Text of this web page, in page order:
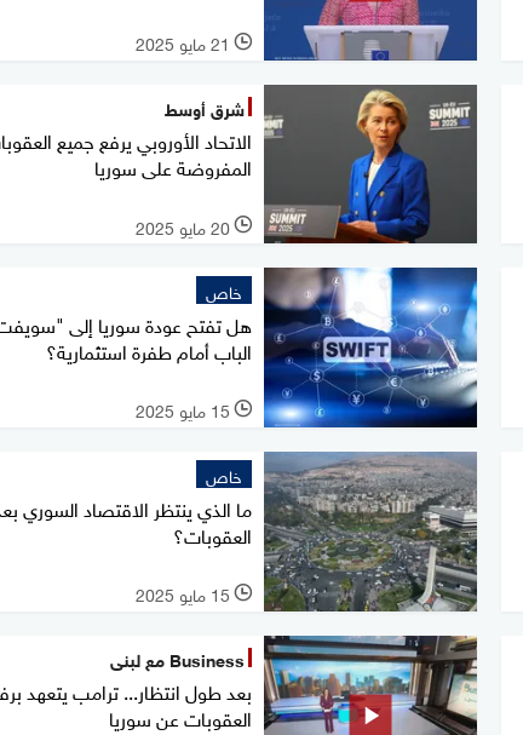
l 21 مايو 2025
شرق أوسط
الاتحاد الأوروبي يرفع جميع
المفروضة على سوريا
l 20 مايو 2025
خاص
هل تفتح عودة سوريا إلى
الباب أمام طفرة استثمارية؟
l 15 مايو 2025
خاص
ما الذي ينتظر الاقتصاد السوري
العقوبات؟
l 15 مايو 2025
Business مع لبنى
بعد طول انتظار... ترامب يتعهد
العقوبات عن سوريا